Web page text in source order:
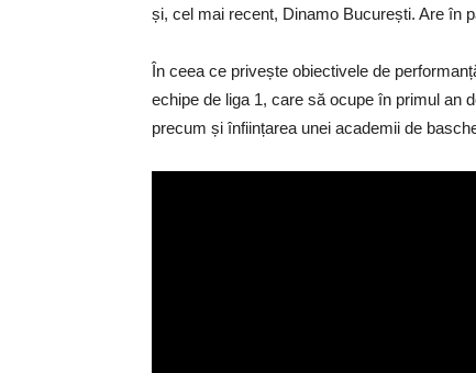
și, cel mai recent, Dinamo București. Are în
În ceea ce privește obiectivele de
echipe de liga 1, care să ocupe în primul an
precum și înființarea unei academii de